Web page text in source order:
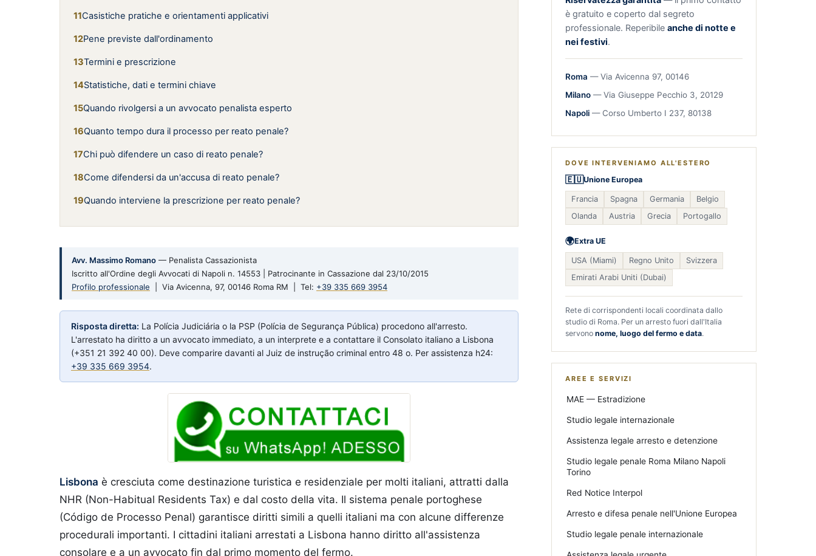
Casistiche pratiche e orientamenti applicativi
Pene previste dall'ordinamento
Termini e prescrizione
Statistiche, dati e termini chiave
Quando rivolgersi a un avvocato penalista esperto
Quanto tempo dura il processo per reato penale?
Chi può difendere un caso di reato penale?
Come difendersi da un'accusa di reato penale?
Quando interviene la prescrizione per reato penale?
Avv. Massimo Romano — Penalista Cassazionista
Iscritto all'Ordine degli Avvocati di Napoli n. 14553 | Patrocinante in Cassazione dal 23/10/2015
Profilo professionale | Via Avicenna, 97, 00146 Roma RM | Tel: +39 335 669 3954
Risposta diretta: La Polícia Judiciária o la PSP (Polícia de Segurança Pública) procedono all'arresto.
L'arrestato ha diritto a un avvocato immediato, a un interprete e a contattare il Consolato italiano a Lisbona
(+351 21 392 40 00). Deve comparire davanti al Juiz de instrução criminal entro 48 o. Per assistenza h24:
+39 335 669 3954.
Lisbona è cresciuta come destinazione turistica e residenziale per molti italiani, attratti dalla
NHR (Non-Habitual Residents Tax) e dal costo della vita. Il sistema penale portoghese
(Código de Processo Penal) garantisce diritti simili a quelli italiani ma con alcune differenze
procedurali importanti. I cittadini italiani arrestati a Lisbona hanno diritto all'assistenza
consolare e a un avvocato fin dal primo momento del fermo.
è gratuito e coperto dal segreto
professionale. Reperibile anche di notte e
nei festivi.
Roma — Via Avicenna 97, 00146
Milano — Via Giuseppe Pecchio 3, 20129
Napoli — Corso Umberto I 237, 80138
DOVE INTERVENIAMO ALL'ESTERO
🇪🇺Unione Europea
Francia Spagna Germania
Belgio
Olanda
Austria Grecia Portogallo
🌍Extra UE
USA (Miami) Regno Unito
Svizzera
Emirati Arabi Uniti (Dubai)
Rete di corrispondenti locali coordinata dallo
studio di Roma. Per un arresto fuori dall'Italia
servono nome, luogo del fermo e data.
AREE E SERVIZI
MAE — Estradizione
Studio legale internazionale
Assistenza legale arresto e detenzione
Studio legale penale Roma Milano Napoli
Torino
Red Notice Interpol
Arresto e difesa penale nell'Unione Europea
Studio legale penale internazionale